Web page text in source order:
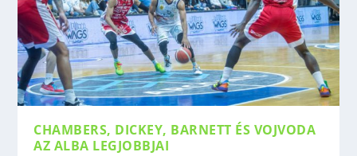
CHAMBERS, DICKEY, BARNETT ÉS VOJVODA
AZ ALBA LEGJOBBJAI